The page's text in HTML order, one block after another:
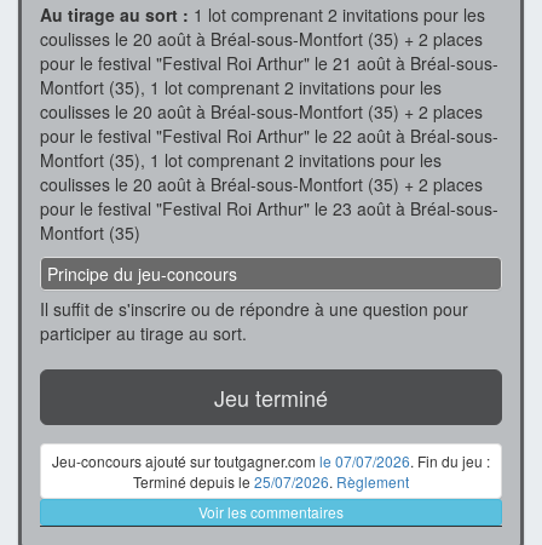
Au tirage au sort : 1 lot comprenant 2 invitations pour les
coulisses le 20 août à Bréal-sous-Montfort (35) + 2 places
pour le festival "Festival Roi Arthur" le 21 août à Bréal-sous-
Montfort (35), 1 lot comprenant 2 invitations pour les
coulisses le 20 août à Bréal-sous-Montfort (35) + 2 places
pour le festival "Festival Roi Arthur" le 22 août à Bréal-sous-
Montfort (35), 1 lot comprenant 2 invitations pour les
coulisses le 20 août à Bréal-sous-Montfort (35) + 2 places
pour le festival "Festival Roi Arthur" le 23 août à Bréal-sous-
Montfort (35)
Principe du jeu-concours
Il suffit de s'inscrire ou de répondre à une question pour
participer au tirage au sort.
Jeu terminé
Jeu-concours ajouté sur toutgagner.com le 07/07/2026. Fin du jeu :
Terminé depuis le 25/07/2026. Règlement
Voir les commentaires